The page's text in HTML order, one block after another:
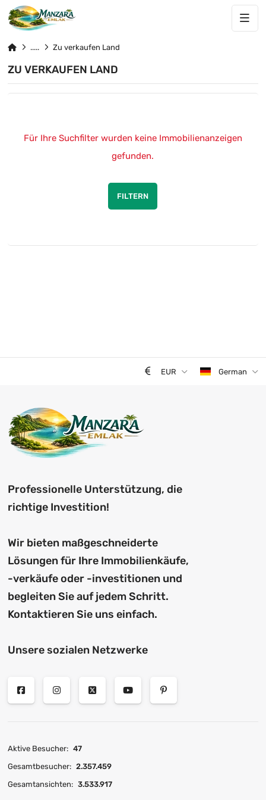
Zu verkaufen Land
ZU VERKAUFEN LAND
Für Ihre Suchfilter wurden keine Immobilienanzeigen
gefunden.
FILTERN
EUR German
Professionelle Unterstützung, die
richtige Investition!
Wir bieten maßgeschneiderte
Lösungen für Ihre Immobilienkäufe,
-verkäufe oder -investitionen und
begleiten Sie auf jedem Schritt.
Kontaktieren Sie uns einfach.
Unsere sozialen Netzwerke
Aktive Besucher: 47
Gesamtbesucher: 2.357.459
Gesamtansichten: 3.533.917